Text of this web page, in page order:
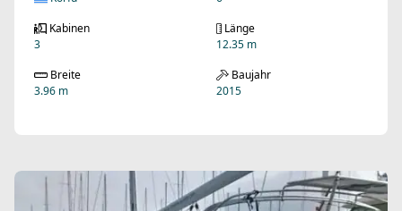
Kabinen
3
Länge
12.35 m
Breite
3.96 m
Baujahr
2015